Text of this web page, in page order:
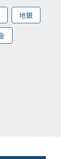
地銀